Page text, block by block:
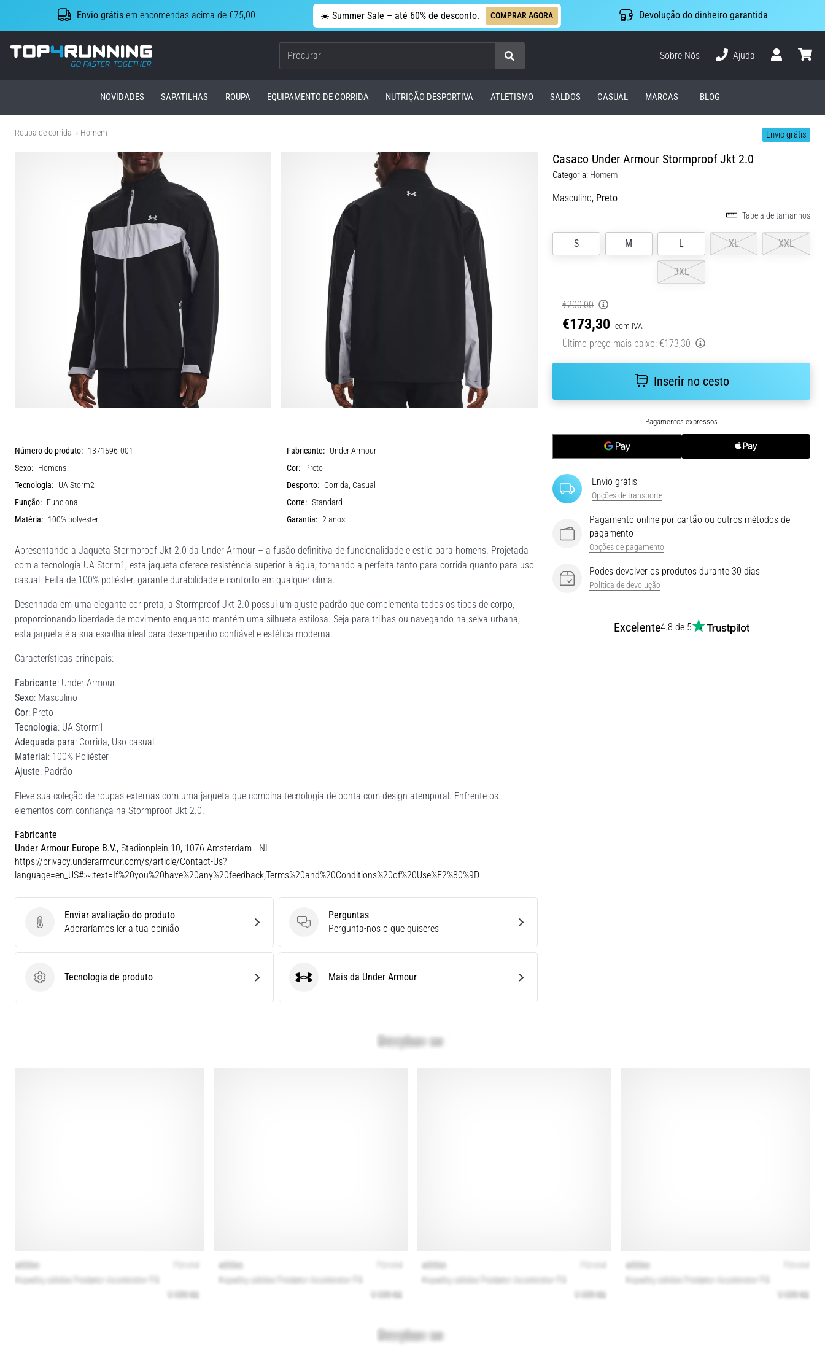
Envio grátis em encomendas acima de €75,00 ☀️ Summer Sale – até 60% de desconto. COMPRAR AGORA Devolução do dinheiro garantida
Top4Running.pt
Procurar
Sobre Nós
Ajuda
NOVIDADES SAPATILHAS ROUPA EQUIPAMENTO DE CORRIDA NUTRIÇÃO DESPORTIVA ATLETISMO SALDOS CASUAL MARCAS BLOG
Roupa de corrida Homem Envio grátis
Casaco Under Armour Stormproof Jkt 2.0
Categoria: Homem
Masculino, Preto
Tabela de tamanhos
S M L XL XXL
3XL
€200,00
€173,30 com IVA
Último preço mais baixo: €173,30
Inserir no cesto
Envio grátis
Opções de transporte
Pagamento online por cartão ou outros métodos de
pagamento
Opções de pagamento
Podes devolver os produtos durante 30 dias
Política de devolução
Excelente4.8 de 5
Número do produto: 1371596-001 Fabricante: Under Armour
Sexo: Homens Cor: Preto
Tecnologia: UA Storm2 Desporto: Corrida, Casual
Função: Funcional Corte: Standard
Matéria: 100% polyester Garantia: 2 anos
Apresentando a Jaqueta Stormproof Jkt 2.0 da Under Armour – a fusão definitiva de funcionalidade e estilo para homens. Projetada
com a tecnologia UA Storm1, esta jaqueta oferece resistência superior à água, tornando-a perfeita tanto para corrida quanto para uso
casual. Feita de 100% poliéster, garante durabilidade e conforto em qualquer clima.
Desenhada em uma elegante cor preta, a Stormproof Jkt 2.0 possui um ajuste padrão que complementa todos os tipos de corpo,
proporcionando liberdade de movimento enquanto mantém uma silhueta estilosa. Seja para trilhas ou navegando na selva urbana,
esta jaqueta é a sua escolha ideal para desempenho confiável e estética moderna.
Características principais:
Fabricante: Under Armour
Sexo: Masculino
Cor: Preto
Tecnologia: UA Storm1
Adequada para: Corrida, Uso casual
Material: 100% Poliéster
Ajuste: Padrão
Eleve sua coleção de roupas externas com uma jaqueta que combina tecnologia de ponta com design atemporal. Enfrente os
elementos com confiança na Stormproof Jkt 2.0.
Fabricante
Under Armour Europe B.V., Stadionplein 10, 1076 Amsterdam - NL
https://privacy.underarmour.com/s/article/Contact-Us?
language=en_US#:~:text=If%20you%20have%20any%20feedback,Terms%20and%20Conditions%20of%20Use%E2%80%9D
Enviar avaliação do produto
Enviar avaliação do produto
Adoraríamos ler a tua opinião
Perguntas
Perguntas
Pergunta-nos o que quiseres
Tecnologia de produto
Tecnologia de produto Under ArmourMais da Under Armour